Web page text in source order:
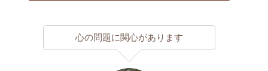
心の問題に関心があります